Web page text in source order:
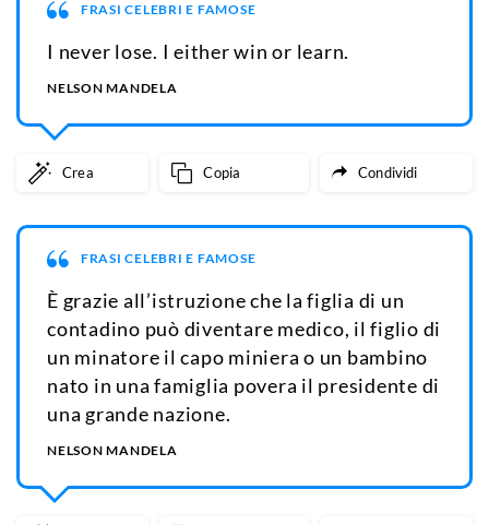
FRASI CELEBRI E FAMOSE
I never lose. I either win or learn.
NELSON MANDELA
Crea Copia Condividi
FRASI CELEBRI E FAMOSE
È grazie all’istruzione che la figlia di un
contadino può diventare medico, il figlio di
un minatore il capo miniera o un bambino
nato in una famiglia povera il presidente di
una grande nazione.
NELSON MANDELA